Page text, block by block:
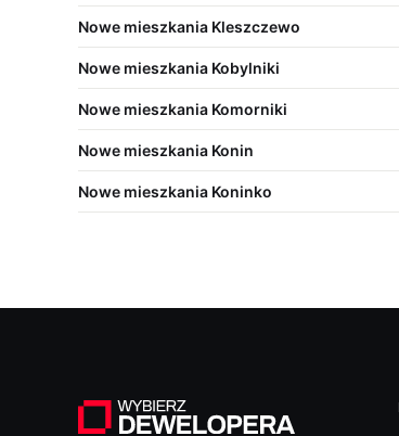
Nowe mieszkania Kleszczewo
Nowe mieszkania Kobylniki
Nowe mieszkania Komorniki
Nowe mieszkania Konin
Nowe mieszkania Koninko